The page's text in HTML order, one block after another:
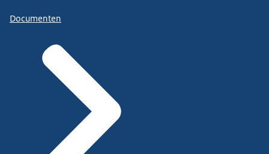
Documenten